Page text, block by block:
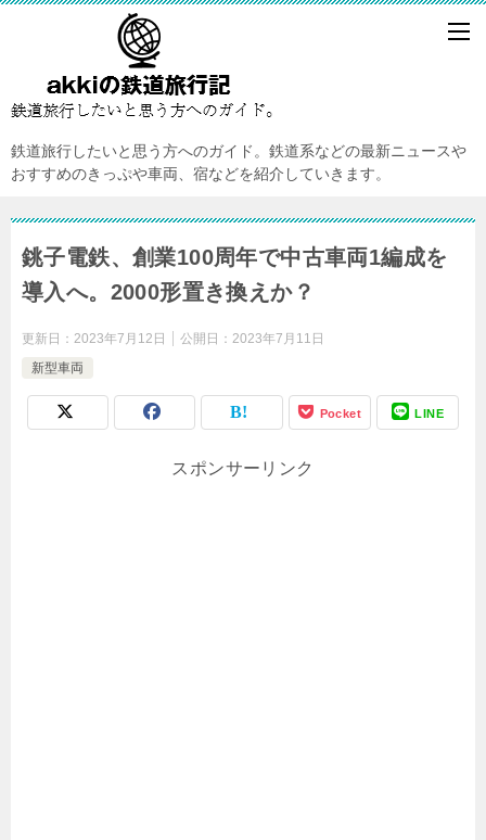
鉄道旅行したいと思う方へのガイド。鉄道系などの最新ニュースや
おすすめのきっぷや車両、宿などを紹介していきます。
銚子電鉄、創業100周年で中古車両1編成を
導入へ。2000形置き換えか？
更新日： 2023年7月12日 公開日： 2023年7月11日
新型車両
Pocket LINE
スポンサーリンク